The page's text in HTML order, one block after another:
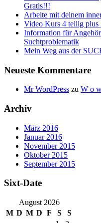
Gratis!!!
Arbeite mit deinem
Video Kurs 4 teilig plus
Information für
Suchtproblematik
Mein Weg aus der
Neueste Kommentare
Mr WordPress zu W o
Archiv
März 2016
Januar 2016
November 2015
Oktober 2015
September 2015
Sixt-Date
August 2026
M D M D F S
S